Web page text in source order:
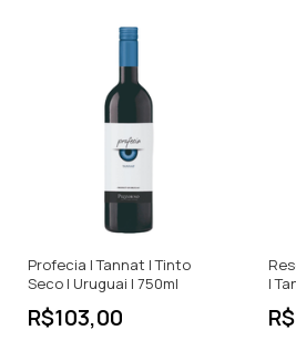
Profecia | Tannat | Tinto
Seco | Uruguai | 750ml
R$103,00
|